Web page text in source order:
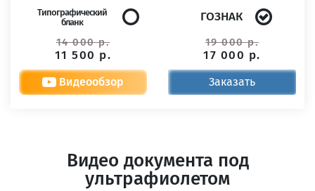
Типографический
бланк
14 000 р.
11 500 р.
ГОЗНАК
19 000 р.
17 000 р.
Видеообзор Заказать
Видео документа под
ультрафиолетом